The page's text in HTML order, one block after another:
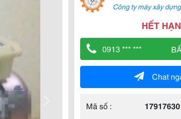
Công ty máy xây
HẾT HẠN
0913 *** ***
Chat
Mã số :
17917630